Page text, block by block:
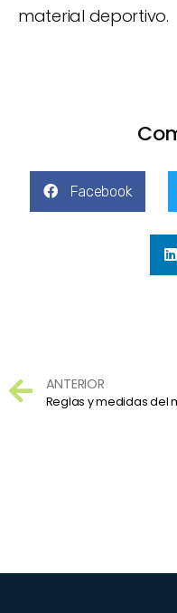
material deportivo.
Facebook
ANTERIOR